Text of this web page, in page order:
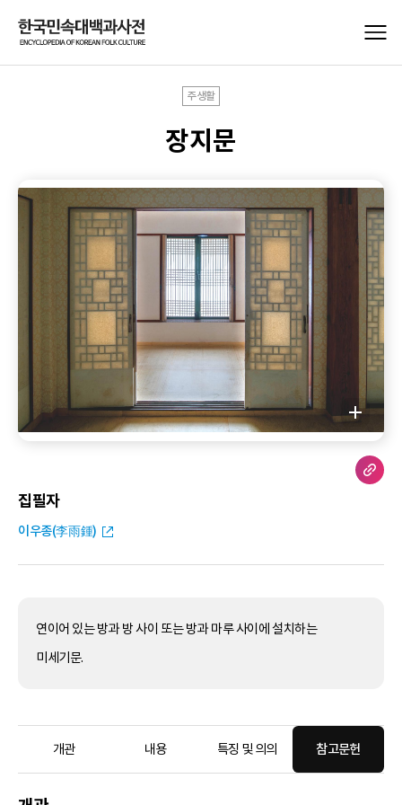
주생활
장지문
집필자
이우종(李雨鍾)
연이어 있는 방과 방 사이 또는 방과 마루 사이에 설치하는
미세기문.
개관 내용 특징 및 의의 참고문헌